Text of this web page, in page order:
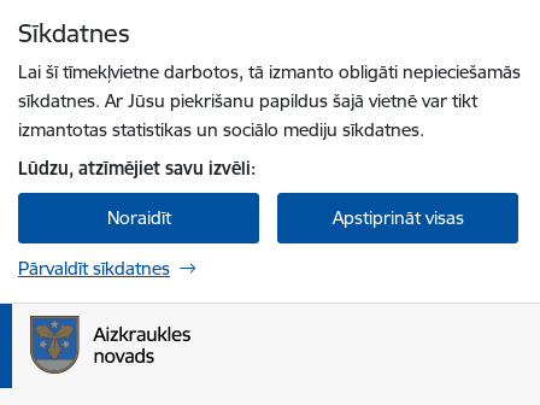
Sīkdatnes
Lai šī tīmekļvietne darbotos, tā izmanto obligāti nepieciešamās
sīkdatnes. Ar Jūsu piekrišanu papildus šajā vietnē var tikt
izmantotas statistikas un sociālo mediju sīkdatnes.
Lūdzu, atzīmējiet savu izvēli:
Noraidīt Apstiprināt visas
Pārvaldīt sīkdatnes